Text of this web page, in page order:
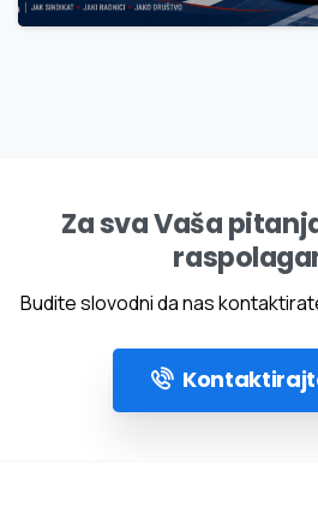
Za sva Vaša
Budite slovodni da nas